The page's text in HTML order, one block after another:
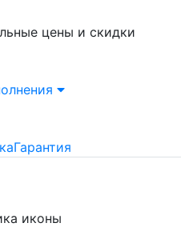
цены и скидки
Гарантия
иконы